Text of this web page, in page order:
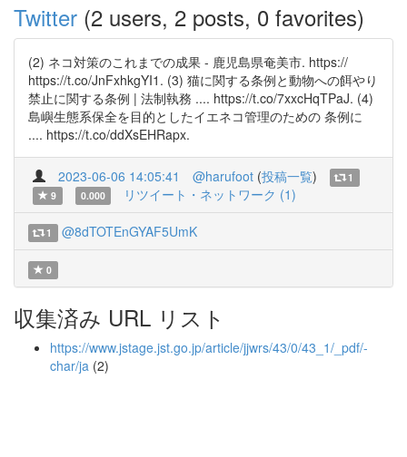
Twitter (2 users, 2 posts, 0 favorites)
(2) ネコ対策のこれまでの成果 - 鹿児島県奄美市. https://
https://t.co/JnFxhkgYI1. (3) 猫に関する条例と動物への餌やり
禁止に関する条例 | 法制執務 .... https://t.co/7xxcHqTPaJ. (4)
島嶼生態系保全を目的としたイエネコ管理のための 条例に
.... https://t.co/ddXsEHRapx.
2023-06-06 14:05:41 @harufoot (投稿一覧)
1
9
0.000 リツイート・ネットワーク (1)
1 @8dTOTEnGYAF5UmK
0
収集済み URL リスト
https://www.jstage.jst.go.jp/article/jjwrs/43/0/43_1/_pdf/-
char/ja (2)